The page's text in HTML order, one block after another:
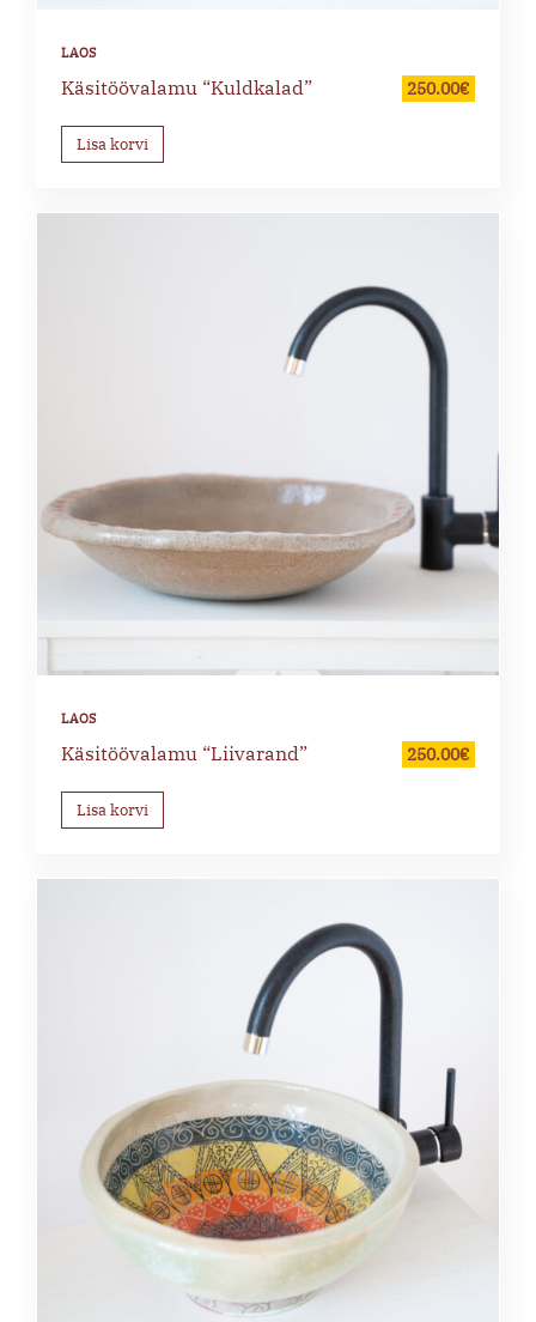
Käsitöövalamu “Kuldkalad” 250.00€
Lisa korvi
Käsitöövalamu “Liivarand” 250.00€
Lisa korvi